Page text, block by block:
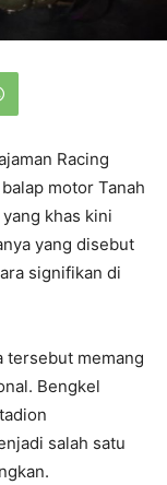
Racing
motor Tanah
khas kini
yang disebut
signifikan di
tersebut memang
Bengkel
salah satu